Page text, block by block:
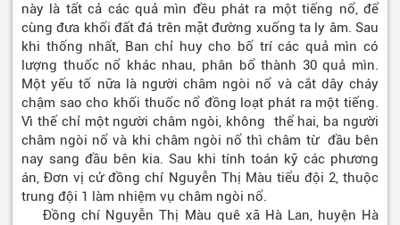
này là tất cả các quả mìn đều phát ra một tiếng nổ, để
cùng đưa khối đất đá trên mặt đường xuống ta ly âm. Sau
khi thống nhất, Ban chỉ huy cho bố trí các quả mìn có
lượng thuốc nổ khác nhau, phân bổ thành 30 quả mìn.
Một yếu tố nữa là người châm ngòi nổ và cắt dây cháy
chậm sao cho khối thuốc nổ đồng loạt phát ra một tiếng.
Vì thế chỉ một người châm ngòi, không thể hai, ba người
châm ngòi nổ và khi châm ngòi nổ thì châm từ đầu bên
nay sang đầu bên kia. Sau khi tính toán kỹ các phương
án, Đơn vị cử đồng chí Nguyễn Thị Màu tiểu đội 2, thuộc
trung đội 1 làm nhiệm vụ châm ngòi nổ.
Đồng chí Nguyễn Thị Màu quê xã Hà Lan, huyện Hà